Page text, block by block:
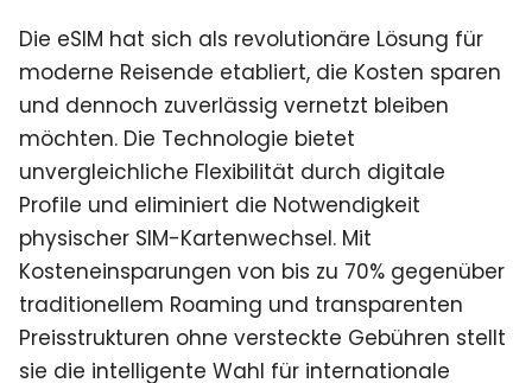
Die eSIM hat sich als revolutionäre Lösung für
moderne Reisende etabliert, die Kosten sparen
und dennoch zuverlässig vernetzt bleiben
möchten. Die Technologie bietet
unvergleichliche Flexibilität durch digitale
Profile und eliminiert die Notwendigkeit
physischer SIM-Kartenwechsel. Mit
Kosteneinsparungen von bis zu 70% gegenüber
traditionellem Roaming und transparenten
Preisstrukturen ohne versteckte Gebühren stellt
sie die intelligente Wahl für internationale